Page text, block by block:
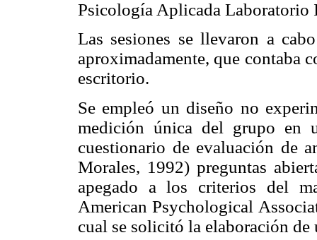
Psicología Aplicada Laboratorio
Las sesiones se llevaron a
aproximadamente, que contaba
escritorio.
Se empleó un diseño no
medición única del grupo en
cuestionario de evaluación de
Morales, 1992) preguntas
apegado a los criterios del
American Psychological
cual se solicitó la elaboración de